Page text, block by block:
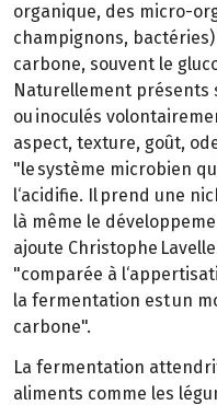
organique, des micro-
champignons,
carbone, souvent le
Naturellement présents
ou inoculés
aspect, texture, goût,
"le système microbien
l‘acidifie. Il prend une
là même le
ajoute Christophe
"comparée à
la fermentation est un
carbone".
La fermentation
aliments comme les